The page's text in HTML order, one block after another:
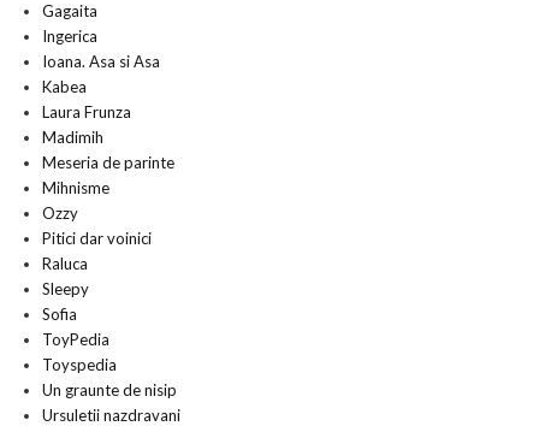
Gagaita
Ingerica
Ioana. Asa si Asa
Kabea
Laura Frunza
Madimih
Meseria de parinte
Mihnisme
Ozzy
Pitici dar voinici
Raluca
Sleepy
Sofia
ToyPedia
Toyspedia
Un graunte de nisip
Ursuletii nazdravani